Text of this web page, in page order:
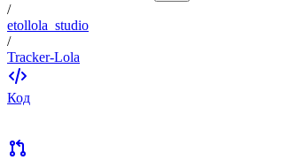
/
etollola_studio
/
Tracker-Lola
Код